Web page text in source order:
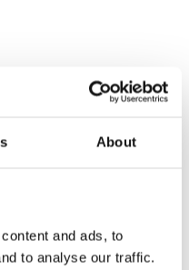
About
and ads, to
to analyse our traffic.
med modeller från 50 till